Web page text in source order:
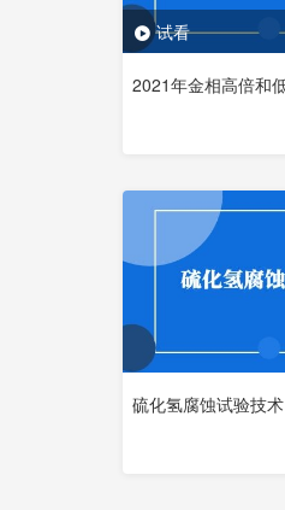
试看
硫化氢腐蚀试验技术